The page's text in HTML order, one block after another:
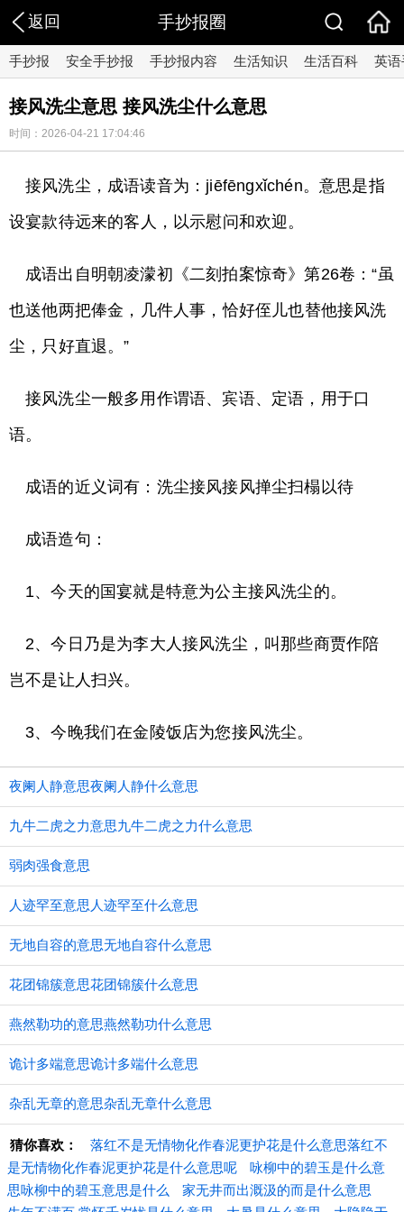
返回 手抄报圈
手抄报 安全手抄报 手抄报内容 生活知识 生活百科 英
接风洗尘意思 接风洗尘什么意思
时间：2026-04-21 17:04:46
接风洗尘，成语读音为：jiēfēngxǐchén。意思是指
设宴款待远来的客人，以示慰问和欢迎。
成语出自明朝凌濛初《二刻拍案惊奇》第26卷：“虽
也送他两把俸金，几件人事，恰好侄儿也替他接风洗
尘，只好直退。”
接风洗尘一般多用作谓语、宾语、定语，用于口
语。
成语的近义词有：洗尘接风接风掸尘扫榻以待
成语造句：
1、今天的国宴就是特意为公主接风洗尘的。
2、今日乃是为李大人接风洗尘，叫那些商贾作陪
岂不是让人扫兴。
3、今晚我们在金陵饭店为您接风洗尘。
夜阑人静意思夜阑人静什么意思
九牛二虎之力意思九牛二虎之力什么意思
弱肉强食意思
人迹罕至意思人迹罕至什么意思
无地自容的意思无地自容什么意思
花团锦簇意思花团锦簇什么意思
燕然勒功的意思燕然勒功什么意思
诡计多端意思诡计多端什么意思
杂乱无章的意思杂乱无章什么意思
猜你喜欢：
落红不是无情物化作春泥更护花是什么意思落红不
是无情物化作春泥更护花是什么意思呢
咏柳中的碧玉是什么意
思咏柳中的碧玉意思是什么
家无井而出溉汲的而是什么意思